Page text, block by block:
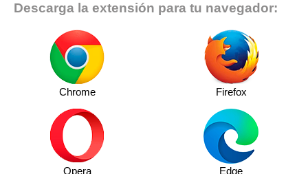
Descarga la extensión para tu navegador:
Chrome Firefox
Opera Edge